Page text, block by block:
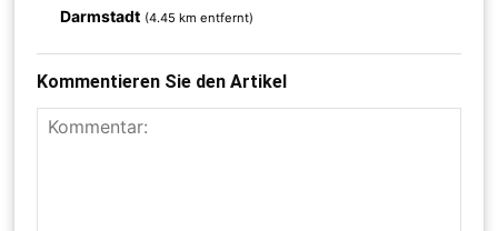
Darmstadt (4.45 km entfernt)
Kommentieren Sie den Artikel